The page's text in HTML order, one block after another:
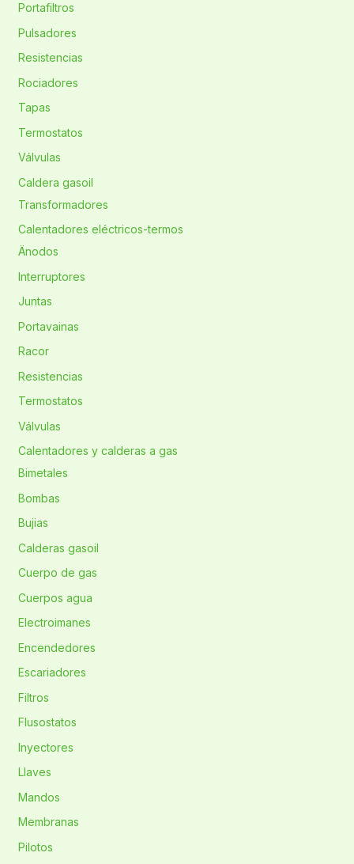
Portafiltros
Pulsadores
Resistencias
Rociadores
Tapas
Termostatos
Válvulas
Caldera gasoil
Transformadores
Calentadores eléctricos-termos
Änodos
Interruptores
Juntas
Portavainas
Racor
Resistencias
Termostatos
Válvulas
Calentadores y calderas a gas
Bimetales
Bombas
Bujias
Calderas gasoil
Cuerpo de gas
Cuerpos agua
Electroimanes
Encendedores
Escariadores
Filtros
Flusostatos
Inyectores
Llaves
Mandos
Membranas
Pilotos